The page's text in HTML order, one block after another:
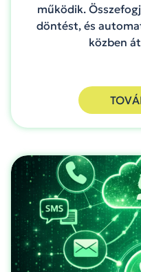
működik.
döntést, és
közben